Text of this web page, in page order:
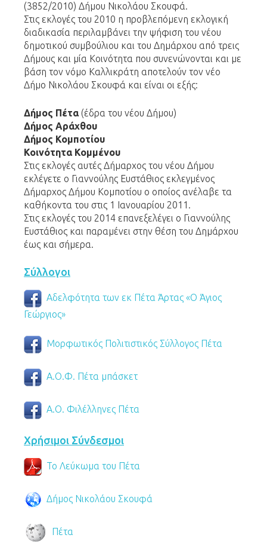
(3852/2010) Δήμου Νικολάου Σκουφά.
Στις εκλογές του 2010 η προβλεπόμενη εκλογική
διαδικασία περιλαμβάνει την ψήφιση του νέου
δημοτικού συμβούλιου και του Δημάρχου από τρεις
Δήμους και μία Κοινότητα που συνενώνονται και με
βάση τον νόμο Καλλικράτη αποτελούν τον νέο
Δήμο Νικολάου Σκουφά και είναι οι εξής:
Δήμος Πέτα(έδρα του νέου Δήμου)
Δήμος Αράχθου
Δήμος Κομποτίου
Κοινότητα Κομμένου
Στις εκλογές αυτές Δήμαρχος του νέου Δήμου
εκλέγετε ο Γιαννούλης Ευστάθιος εκλεγμένος
Δήμαρχος Δήμου Κομποτίου ο οποίος ανέλαβε τα
καθήκοντα του στις 1 Ιανουαρίου 2011.
Στις εκλογές του 2014 επανεξελέγει ο Γιαννούλης
Ευστάθιος και παραμένει στην θέση του Δημάρχου
έως και σήμερα.
Σύλλογοι
Αδελφότητα των εκ Πέτα Άρτας «Ο Άγιος
Γεώργιος»
Μορφωτικός Πολιτιστικός Σύλλογος Πέτα
Α.Ο.Φ. Πέτα μπάσκετ
Α.Ο. Φιλέλληνες Πέτα
Χρήσιμοι Σύνδεσμοι
Το Λεύκωμα του Πέτα
Δήμος Νικολάου Σκουφά
Πέτα